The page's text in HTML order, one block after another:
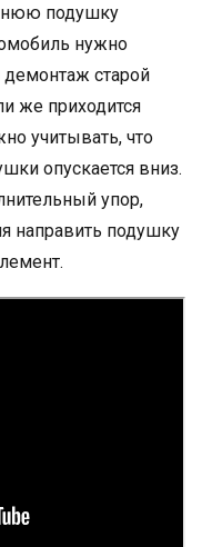
подушку
нужно
демонтаж старой
же приходится
учитывать, что
опускается вниз.
упор,
направить подушку